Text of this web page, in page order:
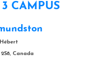
CAMPUS
Canada